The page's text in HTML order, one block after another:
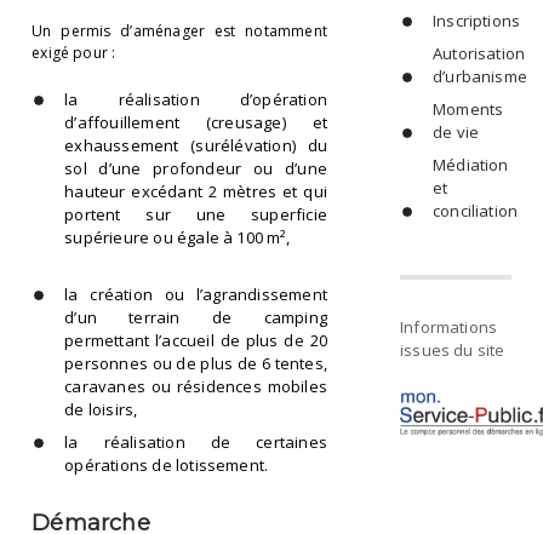
Un permis d’aménager est notamment
exigé pour :
la réalisation d’opération
d’affouillement (creusage) et
exhaussement (surélévation) du
sol d’une profondeur ou d’une
hauteur excédant 2 mètres et qui
portent sur une superficie
supérieure ou égale à 100 m²,
la création ou l’agrandissement
d’un terrain de camping
permettant l’accueil de plus de 20
personnes ou de plus de 6 tentes,
caravanes ou résidences mobiles
de loisirs,
la réalisation de certaines
opérations de lotissement.
Démarche
Inscriptions
Autorisation
d’urbanisme
Moments
de vie
Médiation
et
conciliation
Informations
issues du site